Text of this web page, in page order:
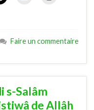
Faire un commentaire
s-Salâm
de Allâh